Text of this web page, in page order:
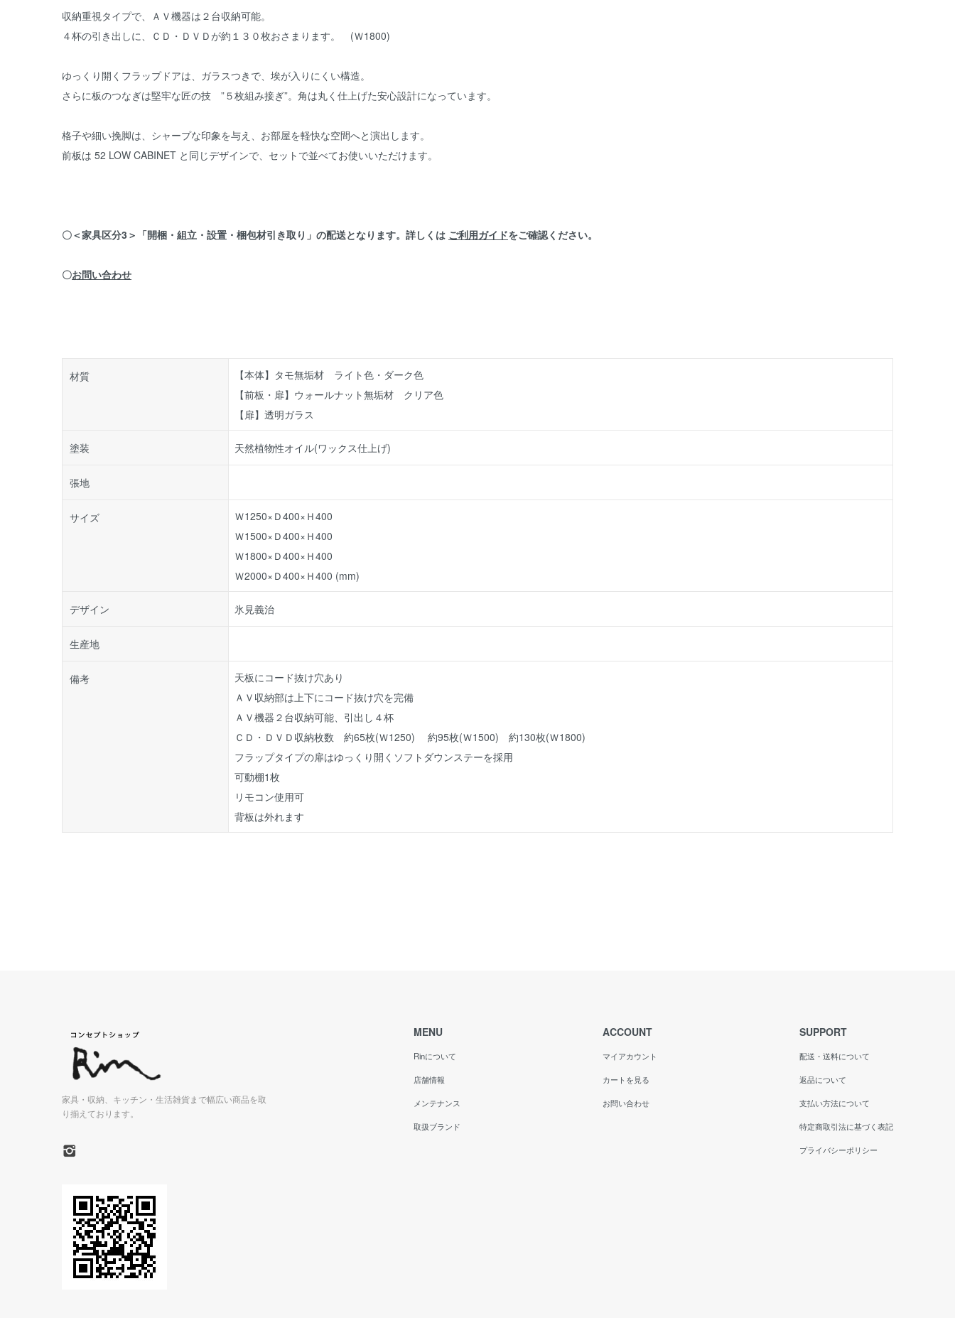
収納重視タイプで、ＡＶ機器は２台収納可能。
４杯の引き出しに、ＣＤ・ＤＶＤが約１３０枚おさまります。 (Ｗ1800)
ゆっくり開くフラップドアは、ガラスつきで、埃が入りにくい構造。
さらに板のつなぎは堅牢な匠の技 ”５枚組み接ぎ”。角は丸く仕上げた安心設計になっています。
格子や細い挽脚は、シャープな印象を与え、お部屋を軽快な空間へと演出します。
前板は 52 LOW CABINET と同じデザインで、セットで並べてお使いいただけます。
〇＜家具区分3＞「開梱・組立・設置・梱包材引き取り」の配送となります。詳しくは ご利用ガイドをご確認ください。
〇お問い合わせ
材質
【本体】タモ無垢材 ライト色・ダーク色
【前板・扉】ウォールナット無垢材 クリア色
【扉】透明ガラス
塗装 天然植物性オイル(ワックス仕上げ)
張地
サイズ
Ｗ1250×Ｄ400×Ｈ400
Ｗ1500×Ｄ400×Ｈ400
Ｗ1800×Ｄ400×Ｈ400
Ｗ2000×Ｄ400×Ｈ400 (mm)
デザイン 氷見義治
生産地
備考
天板にコード抜け穴あり
ＡＶ収納部は上下にコード抜け穴を完備
ＡＶ機器２台収納可能、引出し４杯
ＣＤ・ＤＶＤ収納枚数 約65枚(Ｗ1250) 約95枚(Ｗ1500) 約130枚(Ｗ1800)
フラップタイプの扉はゆっくり開くソフトダウンステーを採用
可動棚1枚
リモコン使用可
背板は外れます
家具・収納、キッチン・生活雑貨まで幅広い商品を取
り揃えております。
MENU
Rinについて
店舗情報
メンテナンス
取扱ブランド
ACCOUNT
マイアカウント
カートを見る
お問い合わせ
SUPPORT
配送・送料について
返品について
支払い方法について
特定商取引法に基づく表記
プライバシーポリシー